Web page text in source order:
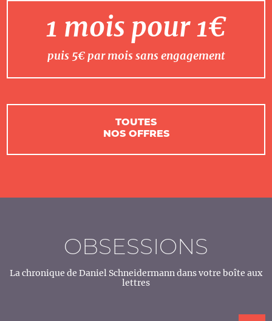
1 mois pour 1€
puis 5€ par mois sans engagement
TOUTES
NOS OFFRES
OBSESSIONS
La chronique de Daniel Schneidermann dans votre boîte aux
lettres